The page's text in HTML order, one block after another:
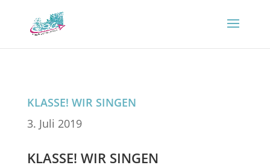
KLASSE! WIR SINGEN
3. Juli 2019
KLASSE! WIR SINGEN